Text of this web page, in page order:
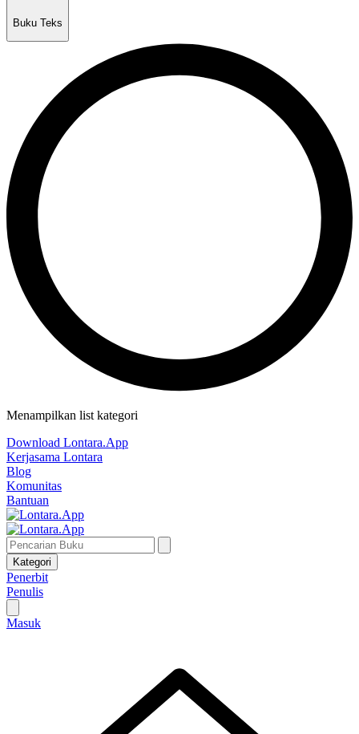
Buku Teks
Menampilkan list kategori
Download Lontara.App
Kerjasama Lontara
Blog
Komunitas
Bantuan
Kategori
Penerbit
Penulis
Masuk